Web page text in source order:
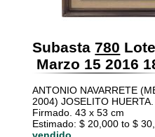
Subasta 780
Marzo 15 2016
ANTONIO NAVARRETE
2004) JOSELITO
Firmado. 43 x 53 cm
Estimado: $ 20,000 to $